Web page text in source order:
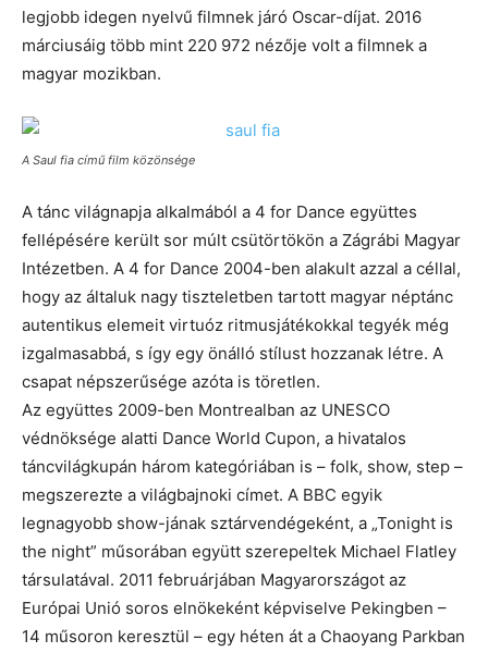
legjobb idegen nyelvű filmnek járó Oscar-díjat. 2016
márciusáig több mint 220 972 nézője volt a filmnek a
magyar mozikban.
A Saul fia című film közönsége
A tánc világnapja alkalmából a 4 for Dance együttes
fellépésére került sor múlt csütörtökön a Zágrábi Magyar
Intézetben. A 4 for Dance 2004-ben alakult azzal a céllal,
hogy az általuk nagy tiszteletben tartott magyar néptánc
autentikus elemeit virtuóz ritmusjátékokkal tegyék még
izgalmasabbá, s így egy önálló stílust hozzanak létre. A
csapat népszerűsége azóta is töretlen.
Az együttes 2009-ben Montrealban az UNESCO
védnöksége alatti Dance World Cupon, a hivatalos
táncvilágkupán három kategóriában is – folk, show, step –
megszerezte a világbajnoki címet. A BBC egyik
legnagyobb show-jának sztárvendégeként, a „Tonight is
the night” műsorában együtt szerepeltek Michael Flatley
társulatával. 2011 februárjában Magyarországot az
Európai Unió soros elnökeként képviselve Pekingben –
14 műsoron keresztül – egy héten át a Chaoyang Parkban